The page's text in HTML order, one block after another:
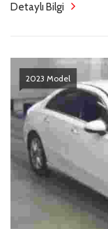
Detaylı Bilgi
2023 Model